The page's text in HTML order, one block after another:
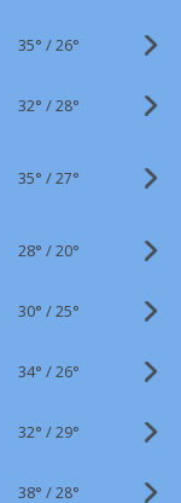
35° /26°
32° /28°
35° /27°
28° /20°
30° /25°
34° /26°
32° /29°
38° /28°